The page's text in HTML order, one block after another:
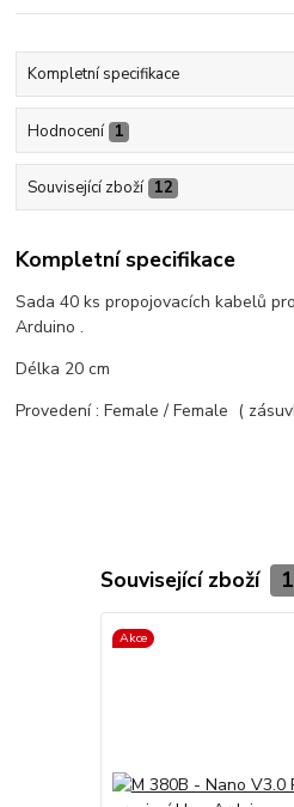
Kompletní specifikace
Hodnocení 1
Související zboží 12
Kompletní specifikace
Sada 40 ks propojovacích kabelů
Arduino .
Délka 20 cm
Provedení : Female / Female (
Související zboží
Akce